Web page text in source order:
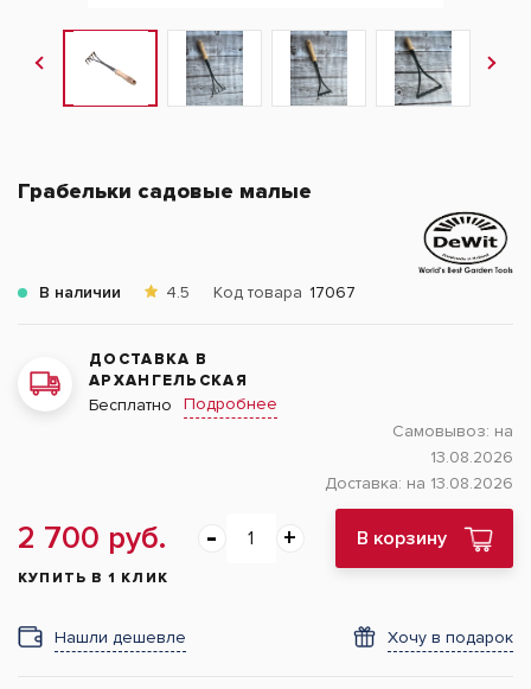
Грабельки садовые малые
В наличии 4.5 Код товара 17067
ДОСТАВКА В
АРХАНГЕЛЬСКАЯ
Бесплатно
Подробнее
Самовывоз: на
13.08.2026
Доставка: на 13.08.2026
2 700 руб. В корзину
КУПИТЬ В 1 КЛИК
Нашли дешевле Хочу в подарок